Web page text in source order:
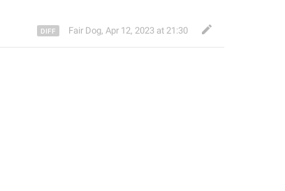
Fair Dog, Apr 12, 2023 at 21:30